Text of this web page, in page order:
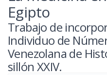
Egipto
Trabajo de
Individuo de
Venezolana de
sillón XXIV.